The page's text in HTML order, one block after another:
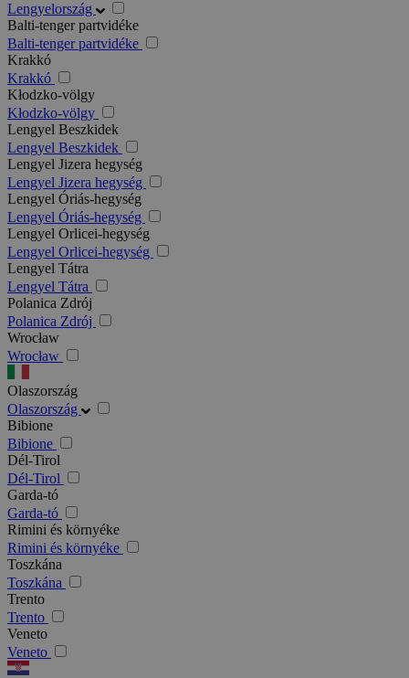
Lengyelország
Balti-tenger partvidéke
Balti-tenger partvidéke
Krakkó
Krakkó
Kłodzko-völgy
Kłodzko-völgy
Lengyel Beszkidek
Lengyel Beszkidek
Lengyel Jizera hegység
Lengyel Jizera hegység
Lengyel Óriás-hegység
Lengyel Óriás-hegység
Lengyel Orlicei-hegység
Lengyel Orlicei-hegység
Lengyel Tátra
Lengyel Tátra
Polanica Zdrój
Polanica Zdrój
Wrocław
Wrocław
Olaszország
Olaszország
Bibione
Bibione
Dél-Tirol
Dél-Tirol
Garda-tó
Garda-tó
Rimini és környéke
Rimini és környéke
Toszkána
Toszkána
Trento
Trento
Veneto
Veneto